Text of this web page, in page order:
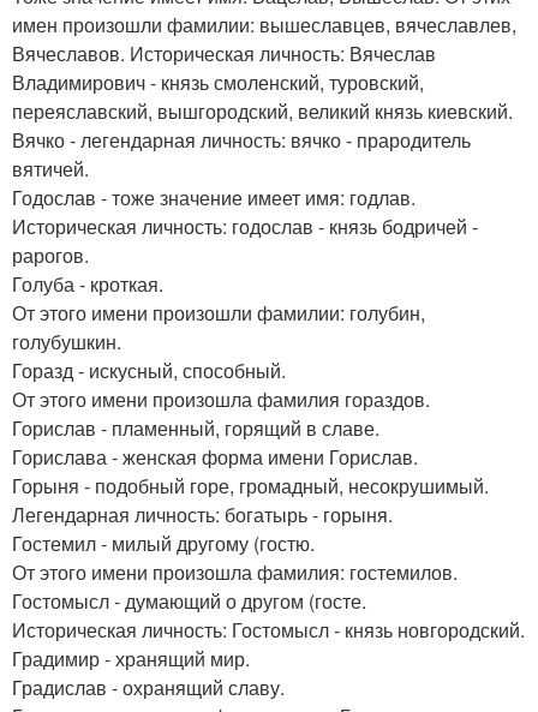
имен произошли фамилии: вышеславцев, вячеславлев,
Вячеславов. Историческая личность: Вячеслав
Владимирович - князь смоленский, туровский,
переяславский, вышгородский, великий князь киевский.
Вячко - легендарная личность: вячко - прародитель
вятичей.
Годослав - тоже значение имеет имя: годлав.
Историческая личность: годослав - князь бодричей -
рарогов.
Голуба - кроткая.
От этого имени произошли фамилии: голубин,
голубушкин.
Горазд - искусный, способный.
От этого имени произошла фамилия гораздов.
Горислав - пламенный, горящий в славе.
Горислава - женская форма имени Горислав.
Горыня - подобный горе, громадный, несокрушимый.
Легендарная личность: богатырь - горыня.
Гостемил - милый другому (гостю.
От этого имени произошла фамилия: гостемилов.
Гостомысл - думающий о другом (госте.
Историческая личность: Гостомысл - князь новгородский.
Градимир - хранящий мир.
Градислав - охранящий славу.